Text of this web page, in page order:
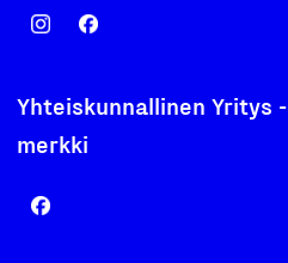
Yhteiskunnallinen Yritys -
merkki